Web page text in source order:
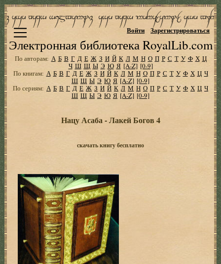
Электронная библиотека RoyalLib.com
Войти Зарегистрироваться
По авторам: А Б В Г Д Е Ж З И Й К Л М Н О П Р С Т У Ф Х Ц
Ч Ш Щ Ы Э Ю Я [A-Z] [0-9]
По книгам: А Б В Г Д Е Ж З И Й К Л М Н О П Р С Т У Ф Х Ц Ч
Ш Щ Ы Э Ю Я [A-Z] [0-9]
По сериям: А Б В Г Д Е Ж З И Й К Л М Н О П Р С Т У Ф Х Ц Ч
Ш Щ Ы Э Ю Я [A-Z] [0-9]
Нацу Асаба - Лакей Богов 4
скачать книгу бесплатно